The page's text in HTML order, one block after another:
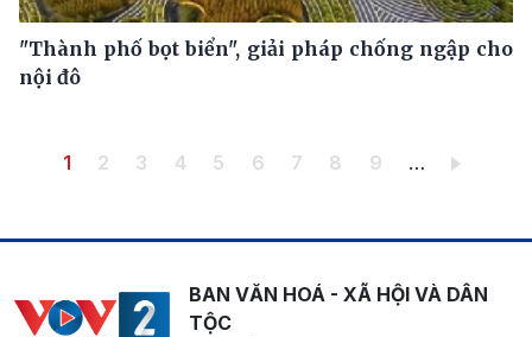
"Thành phố bọt biển", giải pháp chống ngập cho
nội đô
Pagination
Trang hiện thời
1 Trang
2 Trang
3 Trang
4 Trang
5 Trang
6 Trang
7 Trang
8 Trang
9 …
BAN VĂN HOÁ - XÃ HỘI VÀ DÂN
TỘC